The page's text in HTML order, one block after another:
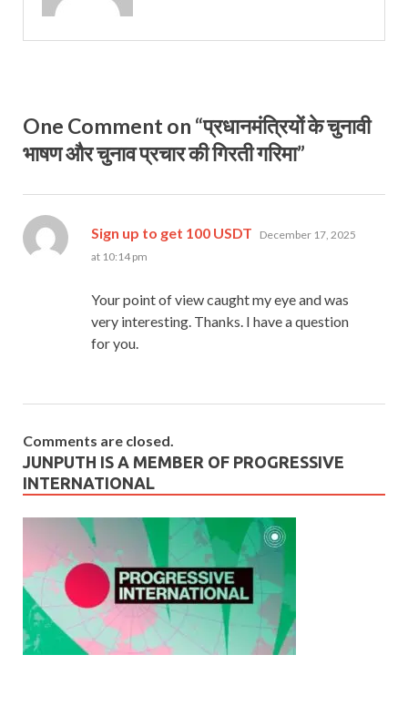
One Comment on “प्रधानमंत्रियों के चुनावी
भाषण और चुनाव प्रचार की गिरती गरिमा”
Sign up to get 100 USDT says:
December 17, 2025
at 10:14 pm
Your point of view caught my eye and was
very interesting. Thanks. I have a question
for you.
Comments are closed.
JUNPUTH IS A MEMBER OF PROGRESSIVE
INTERNATIONAL